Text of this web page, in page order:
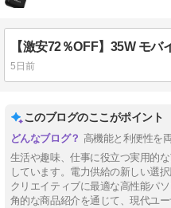
5日前
このブログのここがポイント
高機能と利便性を
生活や趣味、仕事に役立つ実用的
しています。電力供給の新しい選
クリエイティブに最適な高性能パ
角的な商品紹介を通じて、現代ユ